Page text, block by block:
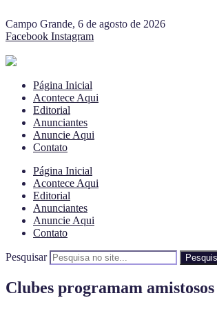
Campo Grande, 6 de agosto de 2026
Facebook Instagram
Página Inicial
Acontece Aqui
Editorial
Anunciantes
Anuncie Aqui
Contato
Página Inicial
Acontece Aqui
Editorial
Anunciantes
Anuncie Aqui
Contato
Pesquisar
Clubes programam